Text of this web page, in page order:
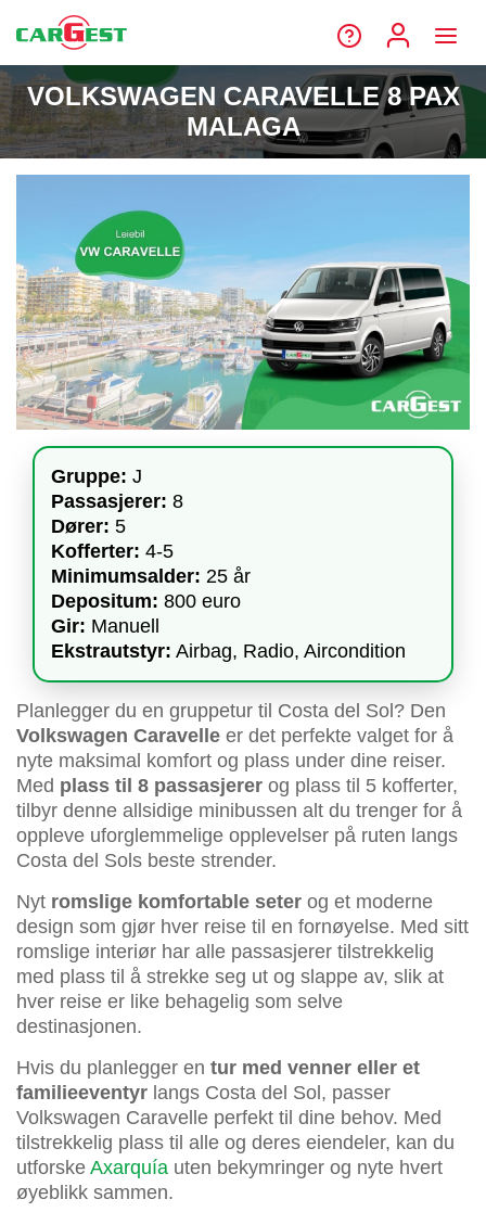
VOLKSWAGEN CARAVELLE 8 PAX
MALAGA
Gruppe: J
Passasjerer: 8
Dører: 5
Kofferter: 4-5
Minimumsalder: 25 år
Depositum: 800 euro
Gir: Manuell
Ekstrautstyr: Airbag, Radio, Aircondition
Planlegger du en gruppetur til Costa del Sol? Den
Volkswagen Caravelle er det perfekte valget for å
nyte maksimal komfort og plass under dine reiser.
Med plass til 8 passasjerer og plass til 5 kofferter,
tilbyr denne allsidige minibussen alt du trenger for å
oppleve uforglemmelige opplevelser på ruten langs
Costa del Sols beste strender.
Nyt romslige komfortable seter og et moderne
design som gjør hver reise til en fornøyelse. Med sitt
romslige interiør har alle passasjerer tilstrekkelig
med plass til å strekke seg ut og slappe av, slik at
hver reise er like behagelig som selve
destinasjonen.
Hvis du planlegger en tur med venner eller et
familieeventyr langs Costa del Sol, passer
Volkswagen Caravelle perfekt til dine behov. Med
tilstrekkelig plass til alle og deres eiendeler, kan du
utforske Axarquía uten bekymringer og nyte hvert
øyeblikk sammen.